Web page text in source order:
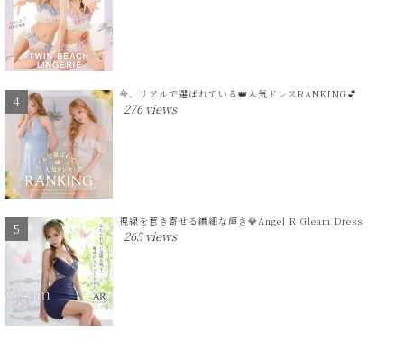
今、リアルで選ばれている👑人気ドレスRANKING💕
276 views
視線を惹き寄せる繊細な輝き💎Angel R Gleam Dress
265 views